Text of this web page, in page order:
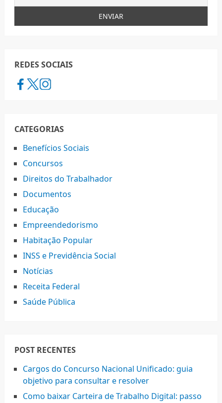
REDES SOCIAIS
CATEGORIAS
Benefícios Sociais
Concursos
Direitos do Trabalhador
Documentos
Educação
Empreendedorismo
Habitação Popular
INSS e Previdência Social
Notícias
Receita Federal
Saúde Pública
POST RECENTES
Cargos do Concurso Nacional Unificado: guia
objetivo para consultar e resolver
Como baixar Carteira de Trabalho Digital: passo